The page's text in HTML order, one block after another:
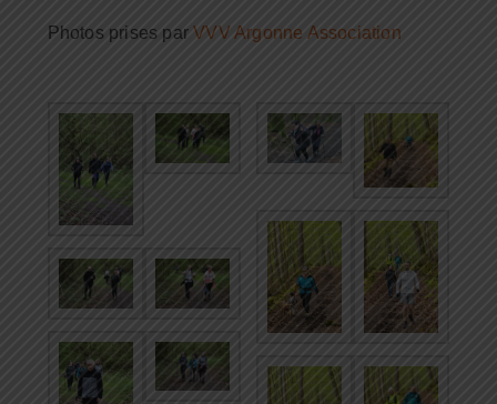
Photos prises parVVV Argonne Association